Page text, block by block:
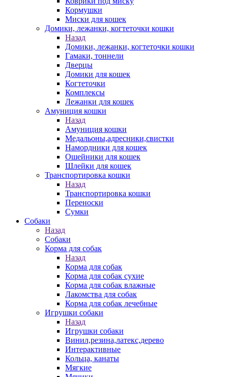
Кормушки
Миски для кошек
Домики, лежанки, когтеточки кошки
Назад
Домики, лежанки, когтеточки кошки
Гамаки, тоннели
Дверцы
Домики для кошек
Когтеточки
Комплексы
Лежанки для кошек
Амуниция кошки
Назад
Амуниция кошки
Медальоны,адресники,свистки
Намордники для кошек
Ошейники для кошек
Шлейки для кошек
Транспортировка кошки
Назад
Транспортировка кошки
Переноски
Сумки
Собаки
Назад
Собаки
Корма для собак
Назад
Корма для собак
Корма для собак сухие
Корма для собак влажные
Лакомства для собак
Корма для собак лечебные
Игрушки собаки
Назад
Игрушки собаки
Винил,резина,латекс,дерево
Интерактивные
Кольца, канаты
Мягкие